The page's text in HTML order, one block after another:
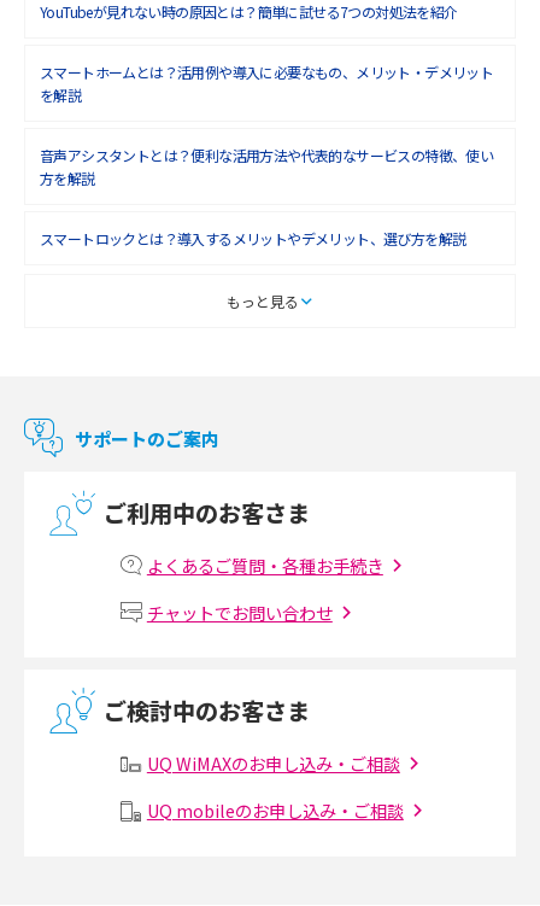
YouTubeが見れない時の原因とは？簡単に試せる7つの対処法を紹介
スマートホームとは？活用例や導入に必要なもの、メリット・デメリット
を解説
音声アシスタントとは？便利な活用方法や代表的なサービスの特徴、使い
方を解説
スマートロックとは？導入するメリットやデメリット、選び方を解説
スマートテレビとは？特徴や選び方、使い方をわかりやすく解説
マンションで使えるWi-Fiは？種類ごとの特徴や選び方を紹介
マンションで光回線の利用を始める手順は？設備状況の確認方法も解説
Wi-Fiルーターの設定方法をわかりやすく解説！事前に準備すべきものも紹
無線LANとは？メリット・デメリットや接続方法を解説
メッシュWi-Fiとは？仕組みやメリット・デメリット、中継機との違いを解
もっと見る
サポートのご案内
ご利用中のお客さま
よくあるご質問・各種お手続き
チャットでお問い合わせ
ご検討中のお客さま
UQ WiMAXのお申し込み・ご相談
UQ mobileのお申し込み・ご相談